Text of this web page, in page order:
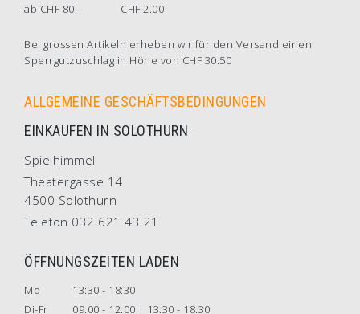
ab CHF 80.-
CHF 2.00
Bei grossen Artikeln erheben wir für den Versand einen
Sperrgutzuschlag in Höhe von CHF 30.50
ALLGEMEINE GESCHÄFTSBEDINGUNGEN
EINKAUFEN IN SOLOTHURN
Spielhimmel
Theatergasse 14
4500 Solothurn
Telefon 032 621 43 21
ÖFFNUNGSZEITEN LADEN
Mo
13:30 - 18:30
Di-Fr
09:00 - 12:00 | 13:30 - 18:30